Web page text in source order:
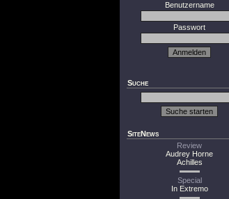
Benutzername
Passwort
Suche
SiteNews
Review
Audrey Horne
Achilles
Special
In Extremo